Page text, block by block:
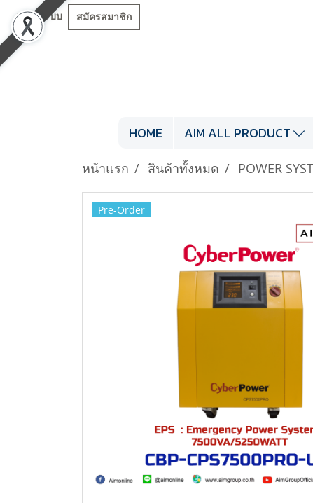
เข้าสู่ระบบ สมัครสมาชิก
HOME AIM ALL PRODUCT
หน้าแรก สินค้าทั้งหมด POWER
Pre-Order